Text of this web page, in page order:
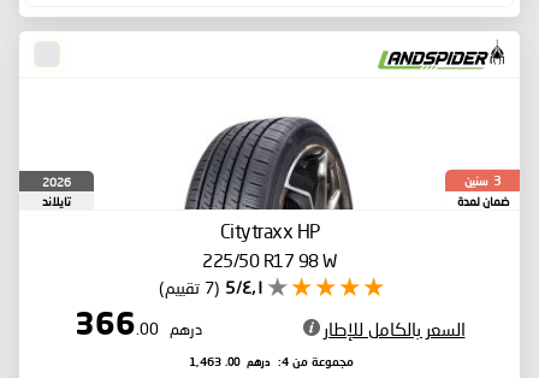
3 سنين
ضمان لمدة
2026
تايلاند
Citytraxx HP
225/50 R17 98 W
٤٫١/5 (7 تقييم)
السعر بالكامل للإطار درهم 366
.00
مجموعة من 4: درهم 1,463
.00